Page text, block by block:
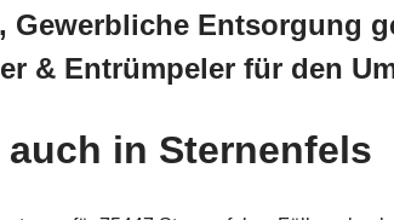
Gewerbliche Entsorgung
& Entrümpeler für den
auch in Sternenfels